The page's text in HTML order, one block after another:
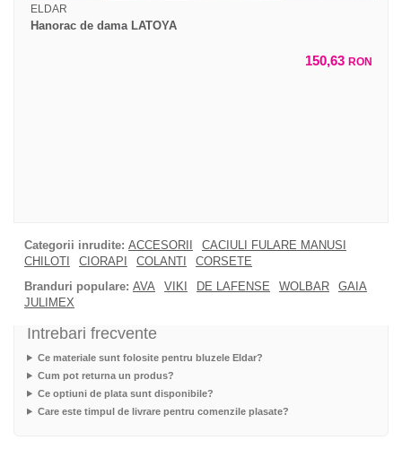
ELDAR
Hanorac de dama LATOYA
150,63 RON
Categorii inrudite: ACCESORII
CACIULI FULARE MANUSI
CHILOTI
CIORAPI COLANTI
CORSETE
Branduri populare: AVA VIKI DE LAFENSE WOLBAR
GAIA
JULIMEX
Intrebari frecvente
Ce materiale sunt folosite pentru bluzele Eldar?
Cum pot returna un produs?
Ce optiuni de plata sunt disponibile?
Care este timpul de livrare pentru comenzile plasate?